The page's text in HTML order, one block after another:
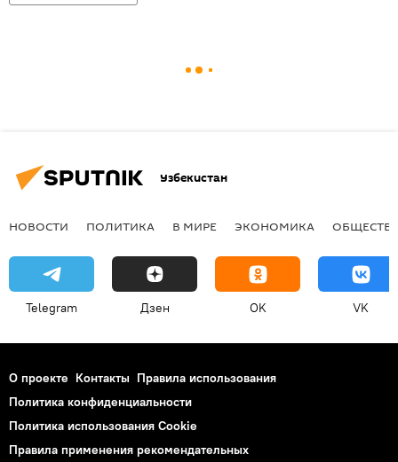
Узбекистан
НОВОСТИ ПОЛИТИКА В МИРЕ ЭКОНОМИКА
Telegram Дзен OK VK
О проекте Контакты Правила использования
Политика конфиденциальности
Политика использования Cookie
Правила применения рекомендательных